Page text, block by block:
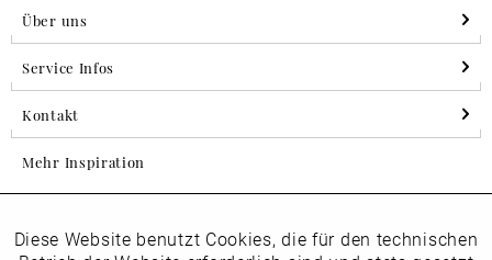
Über uns
Service Infos
Kontakt
Mehr Inspiration
Folgen Sie uns auf Instagram
Funktionale Aktiv
Diese Website benutzt Cookies, die für den technischen